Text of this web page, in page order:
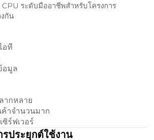
ระดับมืออาชีพสำหรับโครงการ
กัน
อที
อมูล
ากหลาย
าจำนวนมาก
ซิร์ฟเวอร์
ประยุกต์ใช้งาน